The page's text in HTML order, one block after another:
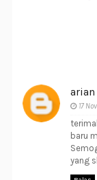
17
baru
yang